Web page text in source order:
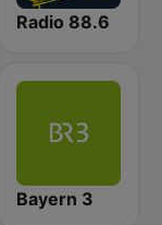
Radio 88.6
Bayern 3